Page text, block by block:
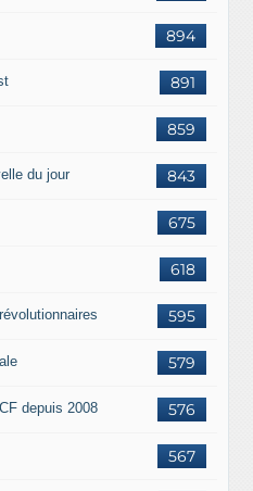
894
891
859
843
du jour
675
618
595
579
576
depuis 2008
567